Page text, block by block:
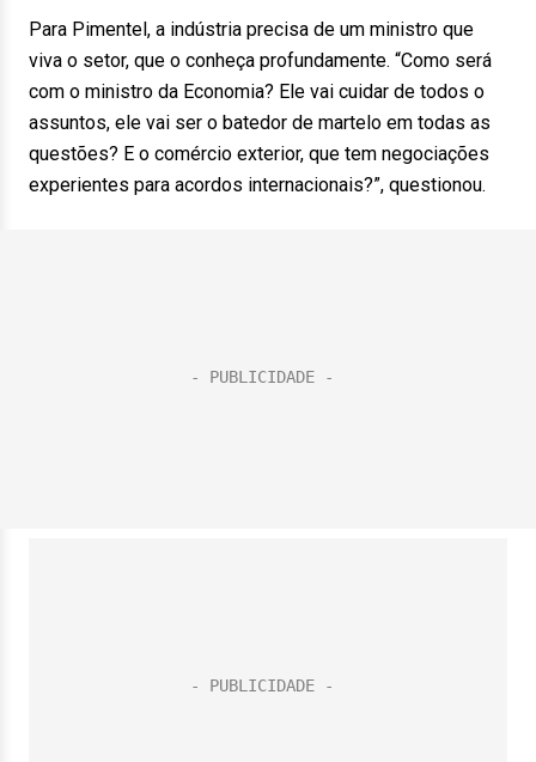
Para Pimentel, a indústria precisa de um ministro que
viva o setor, que o conheça profundamente. “Como será
com o ministro da Economia? Ele vai cuidar de todos o
assuntos, ele vai ser o batedor de martelo em todas as
questões? E o comércio exterior, que tem negociações
experientes para acordos internacionais?”, questionou.